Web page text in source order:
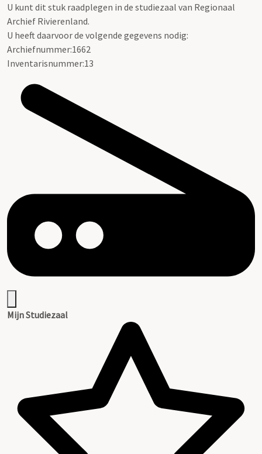
U kunt dit stuk raadplegen in de studiezaal van Regionaal
Archief Rivierenland.
U heeft daarvoor de volgende gegevens nodig:
Archiefnummer:1662
Inventarisnummer:13
Mijn Studiezaal